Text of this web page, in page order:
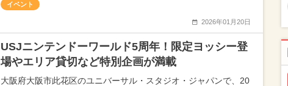
イベント
2026年01月20日
USJニンテンドーワールド5周年！限定ヨッシー登
場やエリア貸切など特別企画が満載
大阪府大阪市此花区のユニバーサル・スタジオ・ジャパンで、20